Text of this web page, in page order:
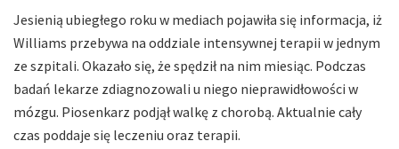
Jesienią ubiegłego roku w mediach pojawiła się informacja, iż
Williams przebywa na oddziale intensywnej terapii w jednym
ze szpitali. Okazało się, że spędził na nim miesiąc. Podczas
badań lekarze zdiagnozowali u niego nieprawidłowości w
mózgu. Piosenkarz podjął walkę z chorobą. Aktualnie cały
czas poddaje się leczeniu oraz terapii.